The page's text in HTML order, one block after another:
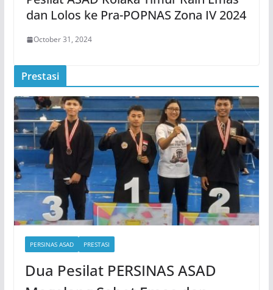
dan Lolos ke Pra-POPNAS Zona IV 2024
October 31, 2024
Prestasi
PERSINAS ASAD PRESTASI
Dua Pesilat PERSINAS ASAD